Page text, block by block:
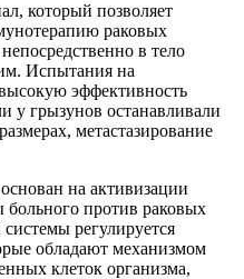
который позволяет
раковых
в тело
Испытания на
эффективность
у грызунов останавливали
метастазирование
на активизации
против раковых
регулируется
обладают механизмом
клеток организма,